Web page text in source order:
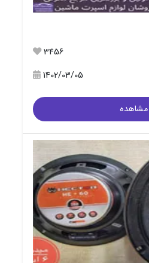
3456
1402/03/05
مشاهده